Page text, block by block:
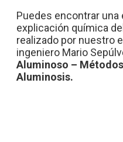
Puedes encontrar
explicación química
realizado por nuestro
ingeniero Mario
Aluminoso –
Aluminosis.